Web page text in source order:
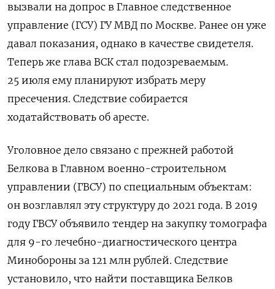
вызвали на допрос в Главное следственное
управление (ГСУ) ГУ МВД по Москве. Ранее он уже
давал показания, однако в качестве свидетеля.
Теперь же глава ВСК стал подозреваемым.
25 июля ему планируют избрать меру
пресечения. Следствие собирается
ходатайствовать об аресте.
Уголовное дело связано с прежней работой
Белкова в Главном военно-строительном
управлении (ГВСУ) по специальным объектам:
он возглавлял эту структуру до 2021 года. В 2019
году ГВСУ объявило тендер на закупку томографа
для 9-го лечебно-диагностического центра
Минобороны за 121 млн рублей. Следствие
установило, что найти поставщика Белков